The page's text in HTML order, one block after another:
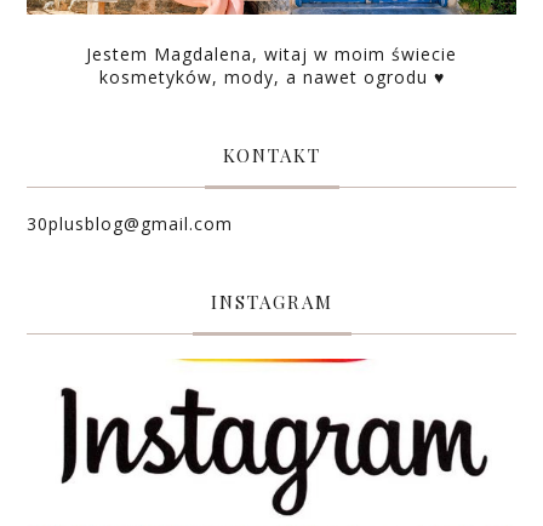
Jestem Magdalena, witaj w moim świecie
kosmetyków, mody, a nawet ogrodu ♥
KONTAKT
30plusblog@gmail.com
INSTAGRAM